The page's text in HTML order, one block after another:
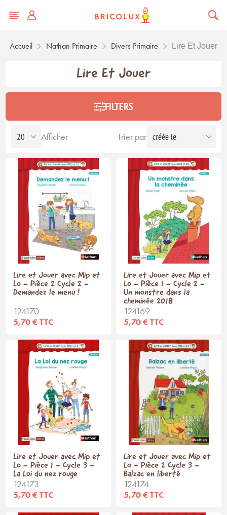
Accueil Nathan Primaire Divers Primaire Lire Et Jouer
Lire Et Jouer
FILTERS
Trier par
Afficher
Lire et Jouer avec Mip et
Lo - Pièce 2 Cycle 2 -
Demandez le menu !
124170
5,70 € TTC
Lire et Jouer avec Mip et
Lo - Pièce 1 - Cycle 2 -
Un monstre dans la
cheminée 2018
124169
5,70 € TTC
Lire et Jouer avec Mip et
Lo - Pièce 1 - Cycle 3 -
La Loi du nez rouge
124173
5,70 € TTC
Lire et Jouer avec Mip et
Lo - Pièce 2 Cycle 3 -
Balzac en liberté
124174
5,70 € TTC